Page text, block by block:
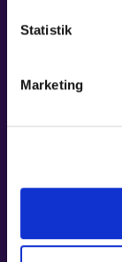
Statistik
Marketing
Tid:19:00
Sted:Carl Nielsen
LÆS MERE